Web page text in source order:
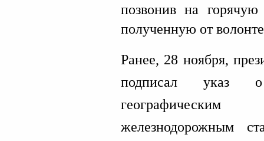
позвонив на
полученную от
Ранее, 28 ноября,
подписал указ о
географическим
железнодорожным